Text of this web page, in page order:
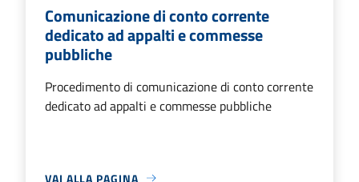
Comunicazione di conto corrente
dedicato ad appalti e commesse
pubbliche
Procedimento di comunicazione di conto corrente
dedicato ad appalti e commesse pubbliche
VAI ALLA PAGINA